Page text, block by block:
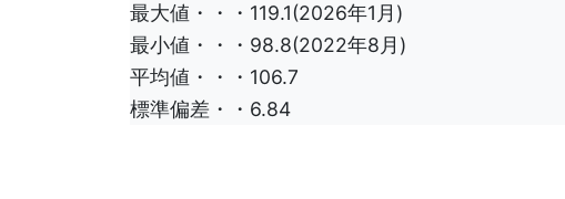
最大値・・・119.1(2026年1月)
最小値・・・98.8(2022年8月)
平均値・・・106.7
標準偏差・・6.84